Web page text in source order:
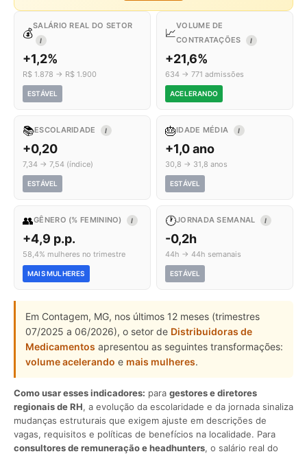
💰
SALÁRIO REAL DO SETOR
I
+1,2%
R$ 1.878 → R$ 1.900
ESTÁVEL
📈
VOLUME DE
CONTRATAÇÕES
I
+21,6%
634 → 771 admissões
ACELERANDO
📚ESCOLARIDADE I
+0,20
7,34 → 7,54 (índice)
ESTÁVEL
🎂IDADE MÉDIA I
+1,0 ano
30,8 → 31,8 anos
ESTÁVEL
👥GÊNERO (% FEMININO) I
+4,9 p.p.
58,4% mulheres no trimestre
MAIS MULHERES
🕐JORNADA SEMANAL I
-0,2h
44h → 44h semanais
ESTÁVEL
Em Contagem, MG, nos últimos 12 meses (trimestres
07/2025 a 06/2026), o setor de Distribuidoras de
Medicamentos apresentou as seguintes transformações:
volume acelerando e mais mulheres.
Como usar esses indicadores: para gestores e diretores
regionais de RH, a evolução da escolaridade e da jornada sinaliza
mudanças estruturais que exigem ajuste em descrições de
vagas, requisitos e políticas de benefícios na localidade. Para
consultores de remuneração e headhunters, o salário real do